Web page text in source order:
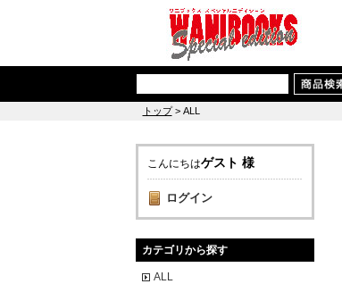
トップ> ALL
こんにちはゲスト 様
ログイン
カテゴリから探す
ALL